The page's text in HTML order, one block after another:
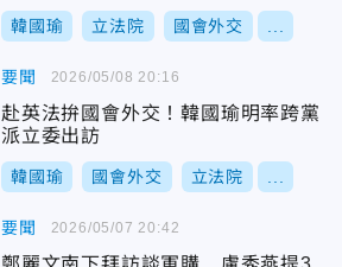
韓國瑜 立法院 國會外交
要聞
赴英法拚國會外交！韓國瑜明率跨黨
派立委出訪
韓國瑜 國會外交 立法院
2026/05/08 20:16
要聞 2026/05/07 20:42